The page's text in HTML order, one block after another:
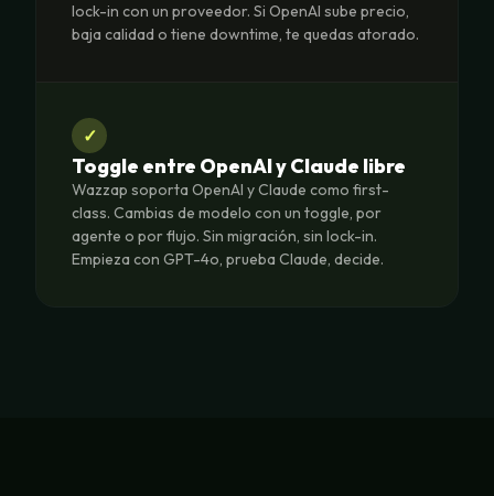
lock-in con un proveedor. Si OpenAI sube precio,
baja calidad o tiene downtime, te quedas atorado.
✓
Toggle entre OpenAI y Claude libre
Wazzap soporta OpenAI y Claude como first-
class. Cambias de modelo con un toggle, por
agente o por flujo. Sin migración, sin lock-in.
Empieza con GPT-4o, prueba Claude, decide.